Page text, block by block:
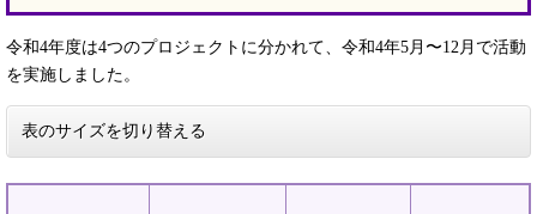
令和4年度は4つのプロジェクトに分かれて、令和4年5月〜12月で活動
を実施しました。
表のサイズを切り替える